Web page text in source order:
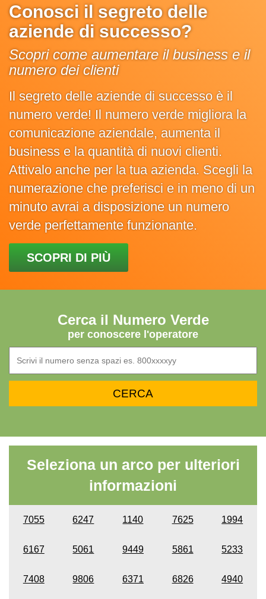
Conosci il segreto delle
aziende di successo?
Scopri come aumentare il business e il
numero dei clienti
Il segreto delle aziende di successo è il
numero verde! Il numero verde migliora la
comunicazione aziendale, aumenta il
business e la quantità di nuovi clienti.
Attivalo anche per la tua azienda. Scegli la
numerazione che preferisci e in meno di un
minuto avrai a disposizione un numero
verde perfettamente funzionante.
SCOPRI DI PIÙ
Cerca il Numero Verde
per conoscere l'operatore
Seleziona un arco per ulteriori
informazioni
7055 6247 1140 7625 1994
6167 5061 9449 5861 5233
7408 9806 6371 6826 4940